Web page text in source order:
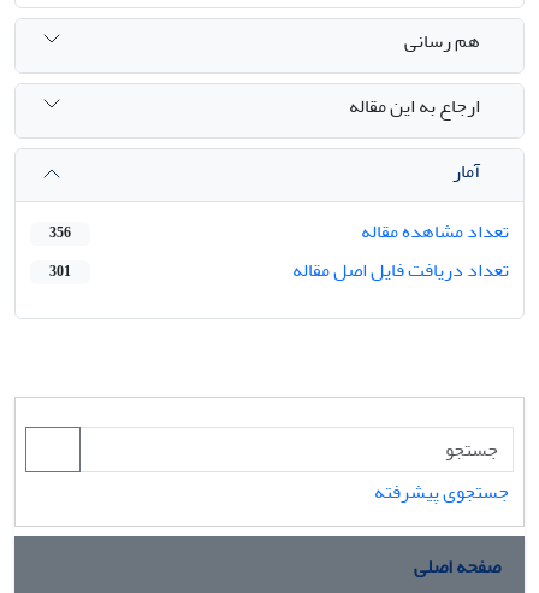
هم رسانی
ارجاع به این مقاله
آمار
تعداد مشاهده مقاله
356
تعداد دریافت فایل اصل مقاله 301
جستجوی پیشرفته
صفحه اصلی